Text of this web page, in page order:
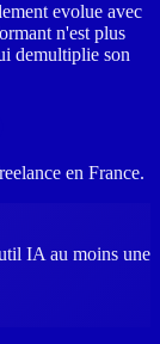
evolue avec
n'est plus
demultiplie son
en France.
IA au moins une